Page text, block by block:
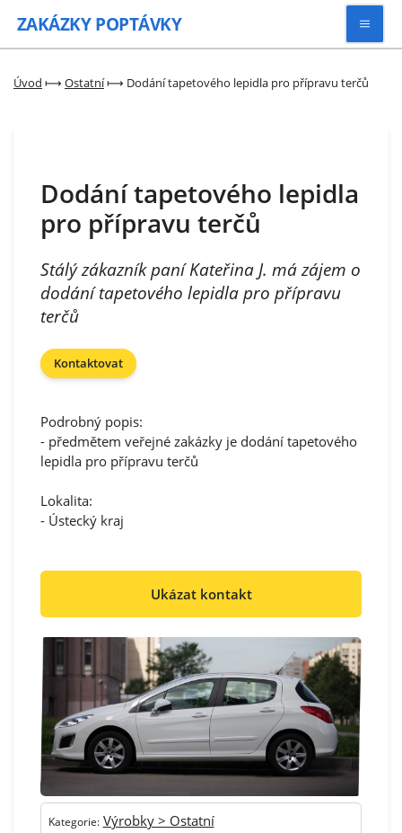
ZAKÁZKY POPTÁVKY
Vyhledávat
Kategorie
Zaregistrovat se
Úvod ⟼ Ostatní⟼ Dodání tapetového lepidla pro přípravu terčů
Dodání tapetového lepidla
pro přípravu terčů
Stálý zákazník paní Kateřina J. má zájem o
dodání tapetového lepidla pro přípravu
terčů
Kontaktovat
Podrobný popis:
- předmětem veřejné zakázky je dodání tapetového
lepidla pro přípravu terčů
Lokalita:
- Ústecký kraj
Ukázat kontakt
Kategorie: Výrobky > Ostatní